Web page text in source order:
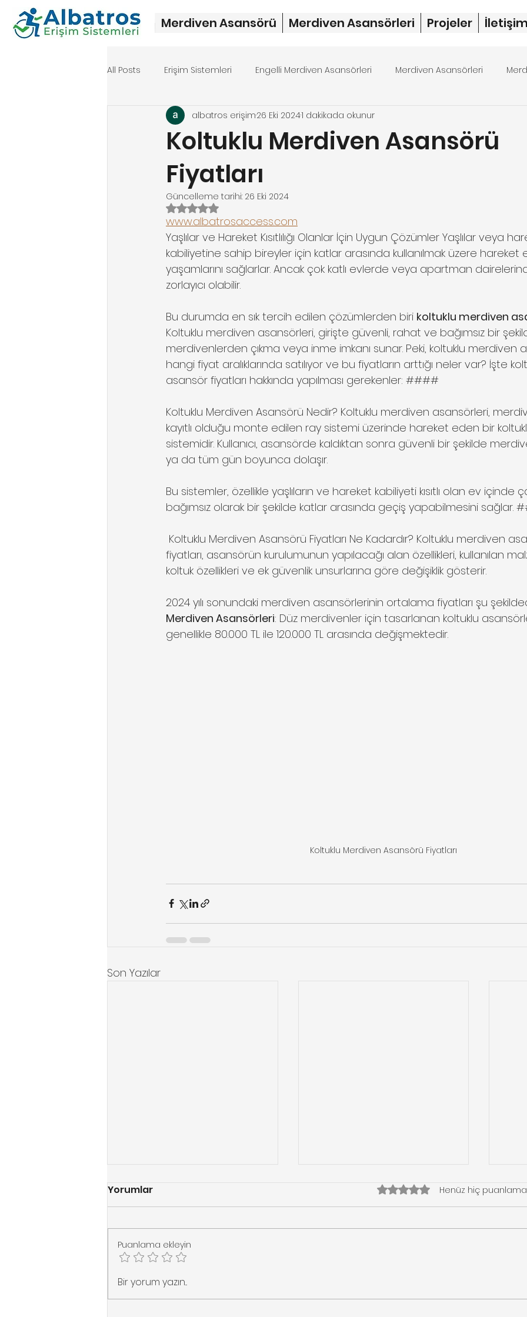
Merdiven Asansörü Merdiven Asansörleri Projeler İletişim
All Posts Erişim Sistemleri Engelli Merdiven Asansörleri Merdiven Asansörleri
Merdiven asansörü fiyat Merdiven asansörü fiyat dubleks
Koltuklu Merdiven Asansörü
Fiyatları
albatros erişim26 Eki 20241 dakikada okunur
Güncelleme tarihi: 26 Eki 2024
5 üzerinden NaN yıldız
www.albatrosaccess.com
Yaşlılar ve Hareket Kısıtlılığı Olanlar İçin Uygun Çözümler Yaşlılar veya
kabiliyetine sahip bireyler için katlar arasında kullanılmak üzere hareket
yaşamlarını sağlarlar. Ancak çok katlı evlerde veya apartman
zorlayıcı olabilir.
Bu durumda en sık tercih edilen çözümlerden biri koltuklu merdiven
Koltuklu merdiven asansörleri, girişte güvenli, rahat ve bağımsız bir
merdivenlerden çıkma veya inme imkanı sunar. Peki, koltuklu merdiven
hangi fiyat aralıklarında satılıyor ve bu fiyatların arttığı neler var? İşte
asansör fiyatları hakkında yapılması gerekenler: ####
Koltuklu Merdiven Asansörü Nedir? Koltuklu merdiven asansörleri,
kayıtlı olduğu monte edilen ray sistemi üzerinde hareket eden bir
sistemidir. Kullanıcı, asansörde kaldıktan sonra güvenli bir şekilde
ya da tüm gün boyunca dolaşır.
Bu sistemler, özellikle yaşlıların ve hareket kabiliyeti kısıtlı olan ev içinde
bağımsız olarak bir şekilde katlar arasında geçiş yapabilmesini sağlar.
fiyatları, asansörün kurulumunun yapılacağı alan özellikleri, kullanılan
koltuk özellikleri ve ek güvenlik unsurlarına göre değişiklik gösterir.
2024 yılı sonundaki merdiven asansörlerinin ortalama fiyatları şu
Merdiven Asansörleri: Düz merdivenler için tasarlanan koltuklu
genellikle 80.000 TL ile 120.000 TL arasında değişmektedir.
Koltuklu Merdiven Asansörü Fiyatları
Son Yazılar
Dönel Merdivenlerde
Maksimum Konfor: Flow-
Özgürlüğü Yakalayın:
Yorumlar 5 üzerinden 0 yıldız
Henüz hiç
Puanlama ekleyin
Bir yorum yazın...